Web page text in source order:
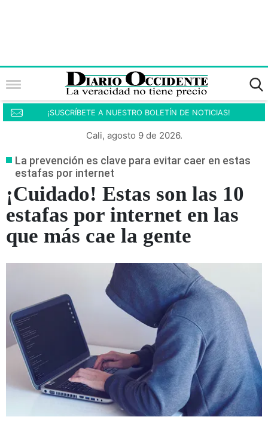
¡SUSCRÍBETE A NUESTRO BOLETÍN DE NOTICIAS!
Cali, agosto 9 de 2026.
La prevención es clave para evitar caer en estas
estafas por internet
¡Cuidado! Estas son las 10
estafas por internet en las
que más cae la gente